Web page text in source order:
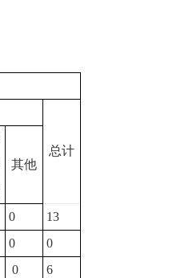
总计
其他
0
13
0 0
0
6